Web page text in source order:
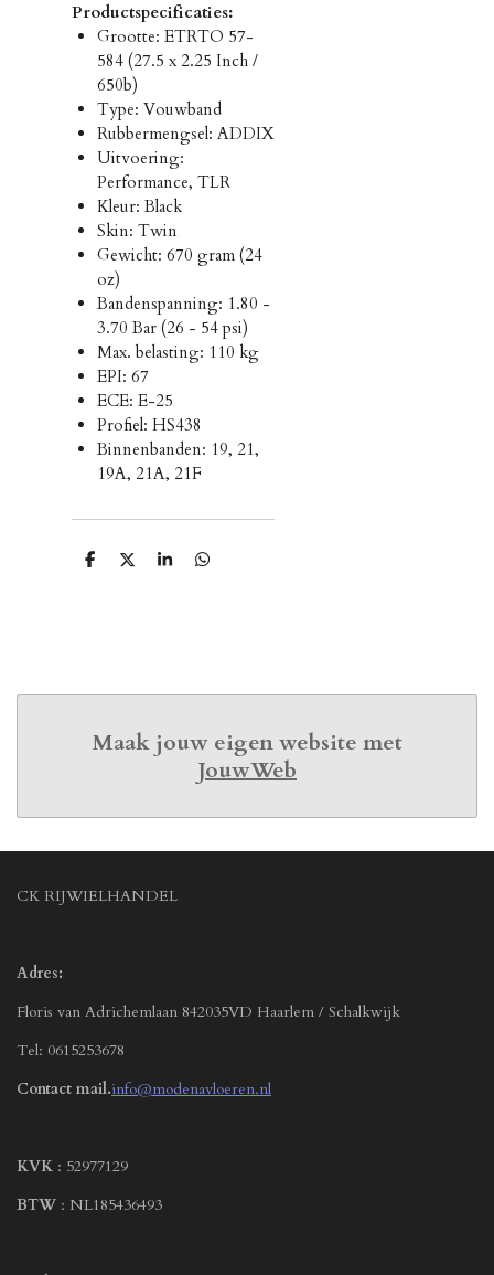
Productspecificaties:
Grootte: ETRTO 57-
584 (27.5 x 2.25 Inch /
650b)
Type: Vouwband
Rubbermengsel: ADDIX
Uitvoering:
Performance, TLR
Kleur: Black
Skin: Twin
Gewicht: 670 gram (24
oz)
Bandenspanning: 1.80 -
3.70 Bar (26 - 54 psi)
Max. belasting: 110 kg
EPI: 67
ECE: E-25
Profiel: HS438
Binnenbanden: 19, 21,
19A, 21A, 21F
D
D
S
D
Maak jouw eigen website met
JouwWeb
CK RIJWIELHANDEL
Adres:
Floris van Adrichemlaan 842035VD Haarlem / Schalkwijk
Tel: 0615253678
Contact mail.info@modenavloeren.nl
KVK : 52977129
BTW : NL185436493